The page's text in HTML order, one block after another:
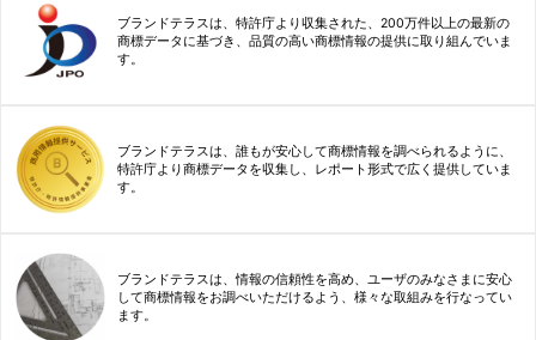
ブランドテラスは、特許庁より収集された、200万件以上の最新の
商標データに基づき、品質の高い商標情報の提供に取り組んでいま
す。
ブランドテラスは、誰もが安心して商標情報を調べられるように、
特許庁より商標データを収集し、レポート形式で広く提供していま
す。
ブランドテラスは、情報の信頼性を高め、ユーザのみなさまに安心
して商標情報をお調べいただけるよう、様々な取組みを行なってい
ます。